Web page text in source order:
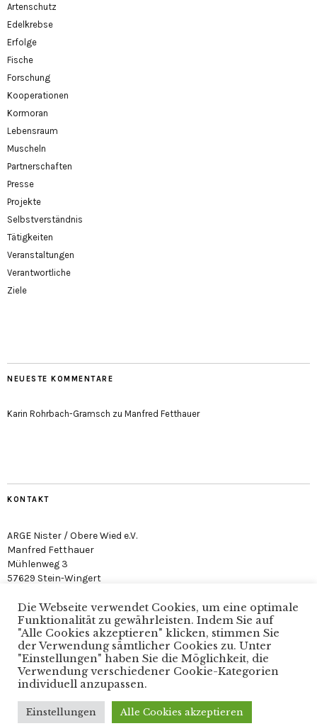
Artenschutz
Edelkrebse
Erfolge
Fische
Forschung
Kooperationen
Kormoran
Lebensraum
Muscheln
Partnerschaften
Presse
Projekte
Selbstverständnis
Tätigkeiten
Veranstaltungen
Verantwortliche
Ziele
NEUESTE KOMMENTARE
Karin Rohrbach-Gramsch zu Manfred Fetthauer
KONTAKT
ARGE Nister / Obere Wied e.V.
Manfred Fetthauer
Mühlenweg 3
57629 Stein-Wingert
Arge Nister / Obere Wied e.V. · Verein zum Schutz der
Nister
Copyright © 2025
Die Webseite verwendet Cookies, um eine optimale
Funktionalität zu gewährleisten. Indem Sie auf
"Alle Cookies akzeptieren" klicken, stimmen Sie
der Verwendung sämtlicher Cookies zu. Unter
"Einstellungen" haben Sie die Möglichkeit, die
Verwendung verschiedener Cookie-Kategorien
individuell anzupassen.
Einstellungen Alle Cookies akzeptieren